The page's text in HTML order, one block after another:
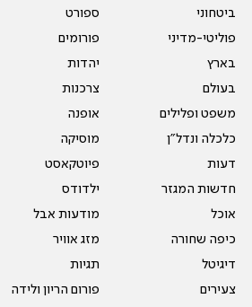
ביטחוני
פוליטי-מדיני
בארץ
בעולם
משפט ופלילים
כלכלה ונדל"ן
דעות
חדשות המגזר
אוכל
כיפה שחורה
דיגיטל
צעירים
ספורט
פורומים
יהדות
צרכנות
אופנה
מוסיקה
פיוטקאסט
ילדודס
מודעות אבל
מזג אוויר
תגיות
פורום הריון ולידה